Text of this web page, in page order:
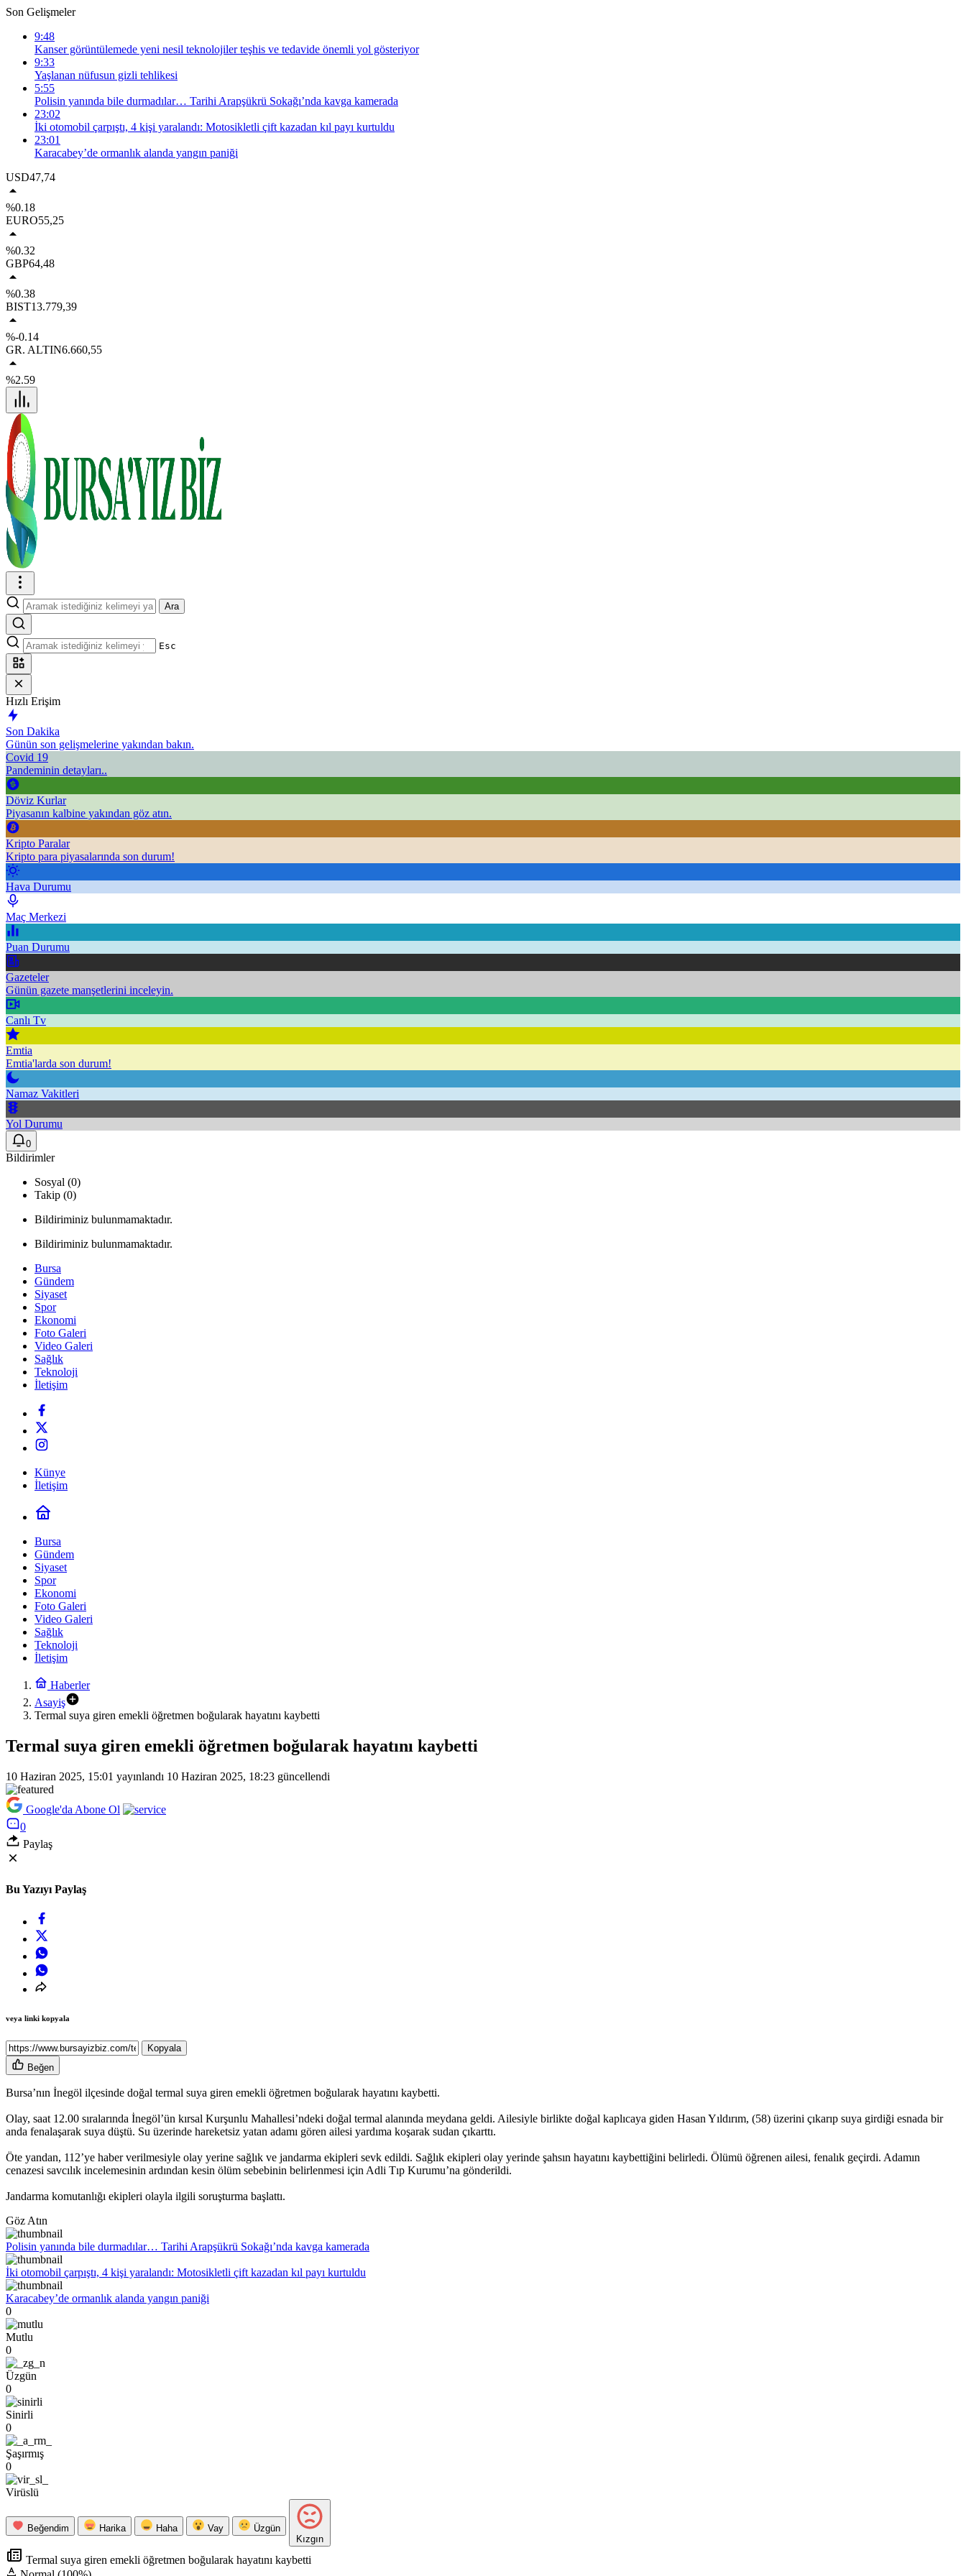
Son Gelişmeler
9:48
Kanser görüntülemede yeni nesil teknolojiler teşhis ve tedavide önemli yol gösteriyor
9:33
Yaşlanan nüfusun gizli tehlikesi
5:55
Polisin yanında bile durmadılar… Tarihi Arapşükrü Sokağı’nda kavga kamerada
23:02
İki otomobil çarpıştı, 4 kişi yaralandı: Motosikletli çift kazadan kıl payı kurtuldu
23:01
Karacabey’de ormanlık alanda yangın paniği
USD47,74
%0.18
EURO55,25
%0.32
GBP64,48
%0.38
BIST13.779,39
%-0.14
GR. ALTIN6.660,55
%2.59
Ara
Esc
Hızlı Erişim
Son Dakika
Günün son gelişmelerine yakından bakın.
Covid 19
Pandeminin detayları..
Döviz Kurlar
Piyasanın kalbine yakından göz atın.
Kripto Paralar
Kripto para piyasalarında son durum!
Hava Durumu
Maç Merkezi
Puan Durumu
Gazeteler
Günün gazete manşetlerini inceleyin.
Canlı Tv
Emtia
Emtia'larda son durum!
Namaz Vakitleri
Yol Durumu
0
Bildirimler
Sosyal (0)
Takip (0)
Bildiriminiz bulunmamaktadır.
Bildiriminiz bulunmamaktadır.
Bursa
Gündem
Siyaset
Spor
Ekonomi
Foto Galeri
Video Galeri
Sağlık
Teknoloji
İletişim
Künye
İletişim
Bursa
Gündem
Siyaset
Spor
Ekonomi
Foto Galeri
Video Galeri
Sağlık
Teknoloji
İletişim
Haberler
Asayiş
Termal suya giren emekli öğretmen boğularak hayatını kaybetti
Termal suya giren emekli öğretmen boğularak hayatını kaybetti
10 Haziran 2025, 15:01 yayınlandı 10 Haziran 2025, 18:23 güncellendi
Google'da Abone Ol
0
Paylaş
Bu Yazıyı Paylaş
veya linki kopyala
Kopyala
Beğen
Bursa’nın İnegöl ilçesinde doğal termal suya giren emekli öğretmen boğularak hayatını kaybetti.
Olay, saat 12.00 sıralarında İnegöl’ün kırsal Kurşunlu Mahallesi’ndeki doğal termal alanında meydana geldi. Ailesiyle birlikte doğal kaplıcaya giden Hasan Yıldırım, (58) üzerini çıkarıp suya girdiği esnada bir
anda fenalaşarak suya düştü. Su üzerinde hareketsiz yatan adamı gören ailesi yardıma koşarak sudan çıkarttı.
Öte yandan, 112’ye haber verilmesiyle olay yerine sağlık ve jandarma ekipleri sevk edildi. Sağlık ekipleri olay yerinde şahsın hayatını kaybettiğini belirledi. Ölümü öğrenen ailesi, fenalık geçirdi. Adamın
cenazesi savcılık incelemesinin ardından kesin ölüm sebebinin belirlenmesi için Adli Tıp Kurumu’na gönderildi.
Jandarma komutanlığı ekipleri olayla ilgili soruşturma başlattı.
Göz Atın
Polisin yanında bile durmadılar… Tarihi Arapşükrü Sokağı’nda kavga kamerada
İki otomobil çarpıştı, 4 kişi yaralandı: Motosikletli çift kazadan kıl payı kurtuldu
Karacabey’de ormanlık alanda yangın paniği
0
Mutlu
0
Üzgün
0
Sinirli
0
Şaşırmış
0
Virüslü
Beğendim Harika Haha Vay
Üzgün
Kızgın
Termal suya giren emekli öğretmen boğularak hayatını kaybetti